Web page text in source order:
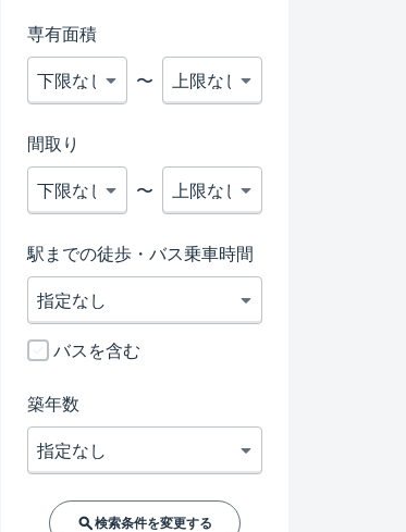
専有面積
〜
間取り
〜
駅までの徒歩・バス乗車時間
バスを含む
築年数
検索条件を変更する